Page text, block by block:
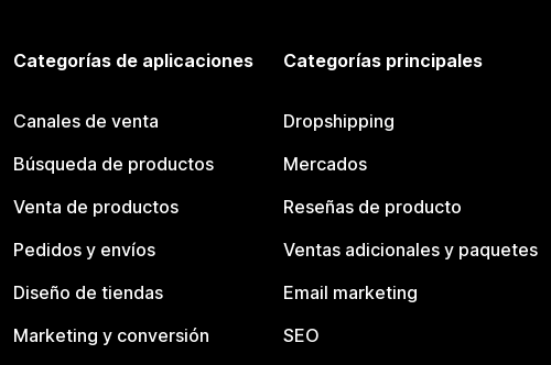
Categorías de aplicaciones
Canales de venta
Búsqueda de productos
Venta de productos
Pedidos y envíos
Diseño de tiendas
Marketing y conversión
Categorías principales
Dropshipping
Mercados
Reseñas de producto
Ventas adicionales y paquetes
Email marketing
SEO